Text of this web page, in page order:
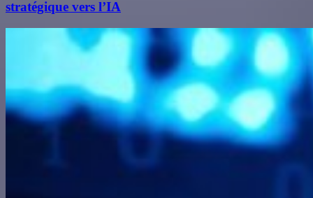
stratégique vers l’IA